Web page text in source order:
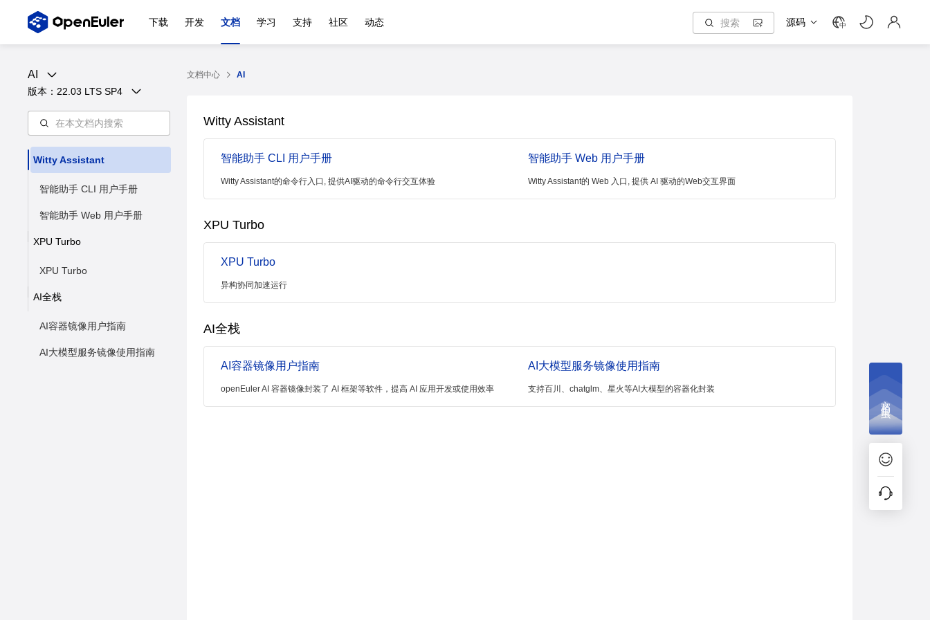
下载 开发 文档 学习 支持 社区 动态 源码 中
AI
版本： 22.03 LTS SP4
Witty Assistant
智能助手 CLI 用户手册
智能助手 Web 用户手册
XPU Turbo
XPU Turbo
AI全栈
AI容器镜像用户指南
AI大模型服务镜像使用指南
文档中心 AI
Witty Assistant
智能助手 CLI 用户手册
Witty Assistant的命令行入口, 提供AI驱动的命令行交互体验
智能助手 Web 用户手册
Witty Assistant的 Web 入口, 提供 AI 驱动的Web交互界面
XPU Turbo
XPU Turbo
异构协同加速运行
AI全栈
AI容器镜像用户指南
openEuler AI 容器镜像封装了 AI 框架等软件，提高 AI 应用开发或使用效率
AI大模型服务镜像使用指南
支持百川、chatglm、星火等AI大模型的容器化封装